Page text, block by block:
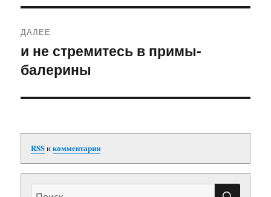
ДАЛЕЕ
Следующая
запись:
и не стремитесь в примы-
балерины
RSSикомментарии